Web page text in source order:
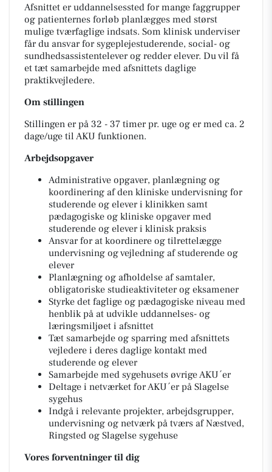
Afsnittet er uddannelsessted for mange faggrupper
og patienternes forløb planlægges med størst
mulige tværfaglige indsats. Som klinisk underviser
får du ansvar for sygeplejestuderende, social- og
sundhedsassistentelever og redder elever. Du vil få
et tæt samarbejde med afsnittets daglige
praktikvejledere.
Om stillingen
Stillingen er på 32 - 37 timer pr. uge og er med ca. 2
dage/uge til AKU funktionen.
Arbejdsopgaver
Administrative opgaver, planlægning og
koordinering af den kliniske undervisning for
studerende og elever i klinikken samt
pædagogiske og kliniske opgaver med
studerende og elever i klinisk praksis
Ansvar for at koordinere og tilrettelægge
undervisning og vejledning af studerende og
elever
Planlægning og afholdelse af samtaler,
obligatoriske studieaktiviteter og eksamener
Styrke det faglige og pædagogiske niveau med
henblik på at udvikle uddannelses- og
læringsmiljøet i afsnittet
Tæt samarbejde og sparring med afsnittets
vejledere i deres daglige kontakt med
studerende og elever
Samarbejde med sygehusets øvrige AKU´er
Deltage i netværket for AKU´er på Slagelse
sygehus
Indgå i relevante projekter, arbejdsgrupper,
undervisning og netværk på tværs af Næstved,
Ringsted og Slagelse sygehuse
Vores forventninger til dig